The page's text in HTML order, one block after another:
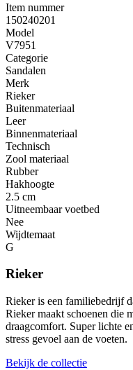
Item nummer
150240201
Model
V7951
Categorie
Sandalen
Merk
Rieker
Buitenmateriaal
Leer
Binnenmateriaal
Technisch
Zool materiaal
Rubber
Hakhoogte
2.5 cm
Uitneembaar voetbed
Nee
Wijdtemaat
G
Rieker
Rieker is een familiebedrijf
Rieker maakt schoenen die
draagcomfort. Super lichte
stress gevoel aan de voeten.
Bekijk de collectie